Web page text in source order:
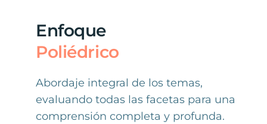
Enfoque
Poliédrico
Abordaje integral de los temas,
evaluando todas las facetas para una
comprensión completa y profunda.